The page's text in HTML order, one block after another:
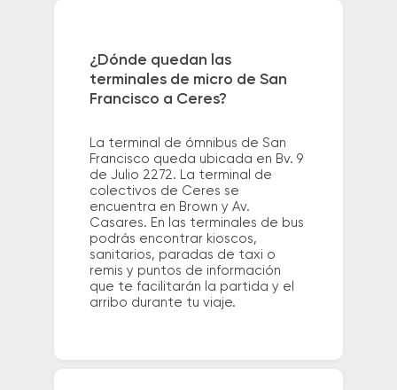
¿Dónde quedan las
terminales de micro de San
Francisco a Ceres?
La terminal de ómnibus de San
Francisco queda ubicada en Bv. 9
de Julio 2272. La terminal de
colectivos de Ceres se
encuentra en Brown y Av.
Casares. En las terminales de bus
podrás encontrar kioscos,
sanitarios, paradas de taxi o
remis y puntos de información
que te facilitarán la partida y el
arribo durante tu viaje.